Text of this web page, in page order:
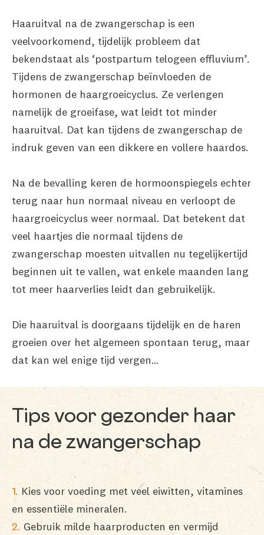
Haaruitval na de zwangerschap is een
veelvoorkomend, tijdelijk probleem dat
bekendstaat als ‘postpartum telogeen effluvium’.
Tijdens de zwangerschap beïnvloeden de
hormonen de haargroeicyclus. Ze verlengen
namelijk de groeifase, wat leidt tot minder
haaruitval. Dat kan tijdens de zwangerschap de
indruk geven van een dikkere en vollere haardos.
Na de bevalling keren de hormoonspiegels echter
terug naar hun normaal niveau en verloopt de
haargroeicyclus weer normaal. Dat betekent dat
veel haartjes die normaal tijdens de
zwangerschap moesten uitvallen nu tegelijkertijd
beginnen uit te vallen, wat enkele maanden lang
tot meer haarverlies leidt dan gebruikelijk.
Die haaruitval is doorgaans tijdelijk en de haren
groeien over het algemeen spontaan terug, maar
dat kan wel enige tijd vergen…
Tips voor gezonder haar
na de zwangerschap
Kies voor voeding met veel eiwitten, vitamines
en essentiële mineralen.
Gebruik milde haarproducten en vermijd